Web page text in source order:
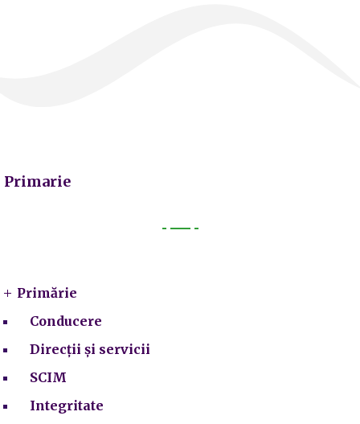
Primarie
Primărie
Conducere
Direcții și servicii
SCIM
Integritate